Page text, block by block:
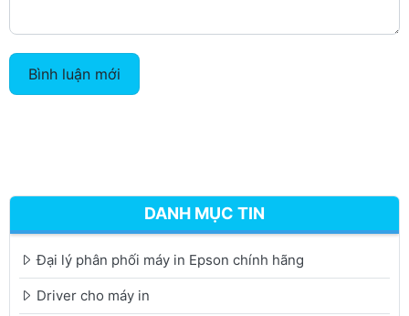
Bình luận mới
DANH MỤC TIN
Đại lý phân phối máy in Epson chính hãng
Driver cho máy in